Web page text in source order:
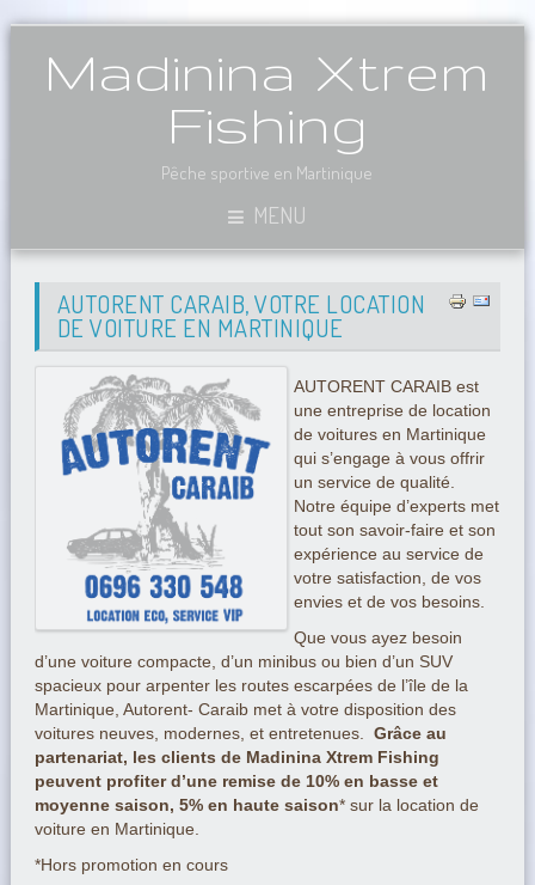
Madinina Xtrem
Fishing
Pêche sportive en Martinique
MENU
AUTORENT CARAIB, VOTRE LOCATION
DE VOITURE EN MARTINIQUE
AUTORENT CARAIB est
une entreprise de location
de voitures en Martinique
qui s’engage à vous offrir
un service de qualité.
Notre équipe d’experts met
tout son savoir-faire et son
expérience au service de
votre satisfaction, de vos
envies et de vos besoins.
Que vous ayez besoin
d’une voiture compacte, d’un minibus ou bien d’un SUV
spacieux pour arpenter les routes escarpées de l’île de la
Martinique, Autorent- Caraib met à votre disposition des
voitures neuves, modernes, et entretenues. Grâce au
partenariat, les clients de Madinina Xtrem Fishing
peuvent profiter d’une remise de 10% en basse et
moyenne saison, 5% en haute saison* sur la location de
voiture en Martinique.
*Hors promotion en cours